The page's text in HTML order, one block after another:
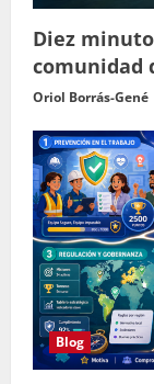
Diez
comunidad
Oriol Borrás-Gené
Blog